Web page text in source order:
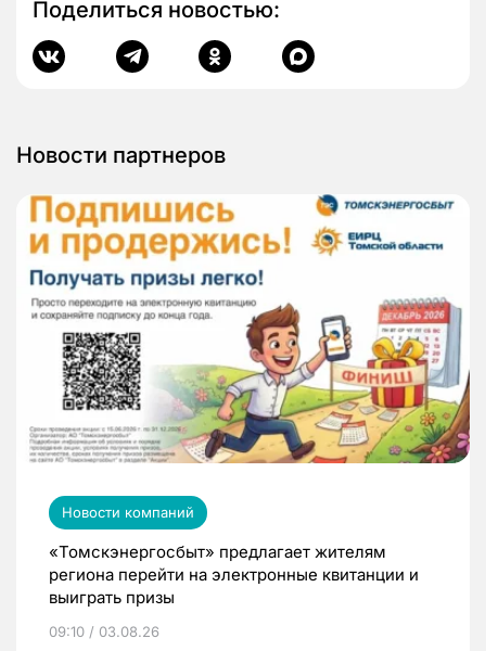
Поделиться новостью:
Новости партнеров
Новости компаний
«Томскэнергосбыт» предлагает жителям
региона перейти на электронные квитанции и
выиграть призы
09:10 / 03.08.26